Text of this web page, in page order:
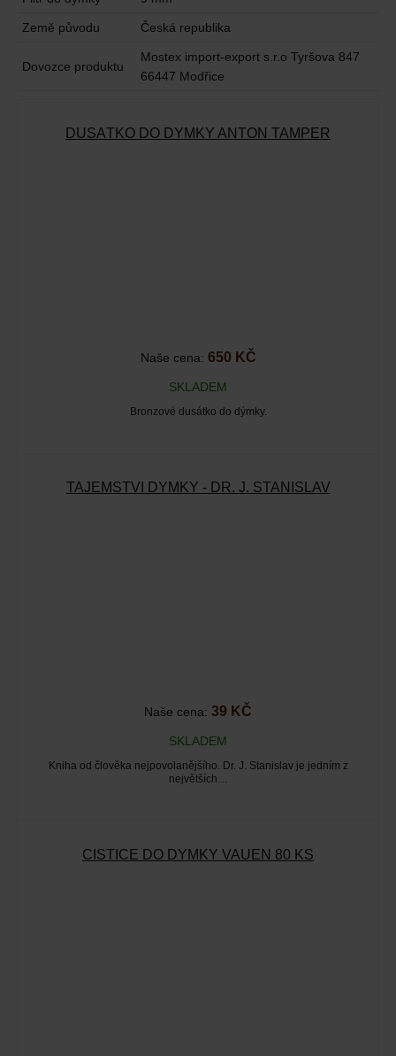
Země původu Česká republika
Dovozce produktu
Mostex import-export s.r.o Tyršova 847
66447 Modřice
DUSÁTKO DO DÝMKY ANTON TAMPER
Naše cena: 650 KČ
SKLADEM
Bronzové dusátko do dýmky.
TAJEMSTVÍ DÝMKY - DR. J. STANISLAV
Naše cena: 39 KČ
SKLADEM
Kniha od člověka nejpovolanějšího. Dr. J. Stanislav je jedním z
největších…
ČISTIČE DO DÝMKY VAUEN 80 KS